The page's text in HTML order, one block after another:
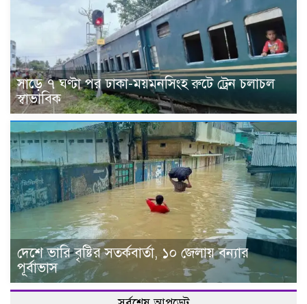
সাড়ে ৭ ঘণ্টা পর ঢাকা-ময়মনসিংহ রুটে ট্রেন চলাচল
স্বাভাবিক
দেশে ভারি বৃষ্টির সতর্কবার্তা, ১০ জেলায় বন্যার
পূর্বাভাস